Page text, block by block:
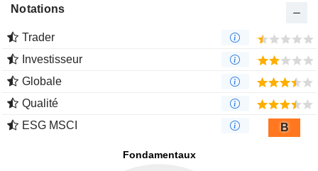
Notations
Trader
Investisseur
Globale
Qualité
ESG MSCI
B